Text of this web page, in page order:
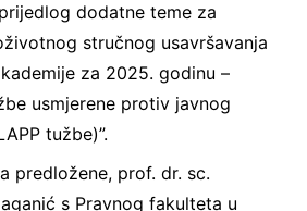
dodatne teme za
stručnog usavršavanja
za 2025. godinu –
usmjerene protiv javnog
tužbe)”.
predložene, prof. dr. sc.
s Pravnog fakulteta u